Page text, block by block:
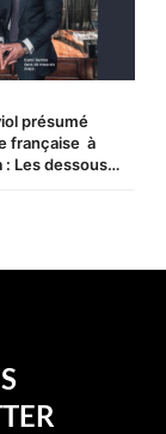
présumé
française à
: Les dessous